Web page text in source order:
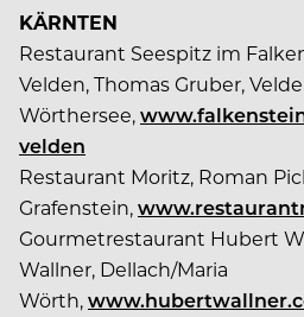
KÄRNTEN
Restaurant Seespitz im
Velden, Thomas Gruber,
Wörthersee,
velden
Restaurant Moritz, Roman
Grafenstein,
Gourmetrestaurant Hubert
Wallner, Dellach/Maria
Wörth,